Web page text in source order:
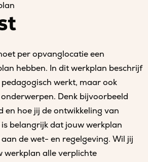
per opvanglocatie een
hebben. In dit werkplan beschrijf
werkt, maar ook
Denk bijvoorbeeld
en hoe jij de ontwikkeling van
belangrijk dat jouw werkplan
de wet- en regelgeving. Wil jij
werkplan alle verplichte